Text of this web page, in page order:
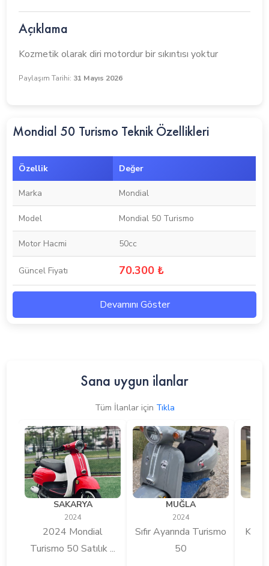
Açıklama
Kozmetik olarak diri motordur bir sıkıntısı yoktur
Paylaşım Tarihi: 31 Mayıs 2026
Mondial 50 Turismo Teknik Özellikleri
Özellik Değer
Marka Mondial
Model Mondial 50 Turismo
Motor Hacmi 50cc
Güncel Fiyatı 70.300 ₺
Devamını Göster
Sana uygun ilanlar
Tüm İlanlar için Tıkla
SAKARYA
2024
2024 Mondial
Turismo 50 Satılık ...
MUĞLA
2024
Sıfır Ayarında Turismo
50